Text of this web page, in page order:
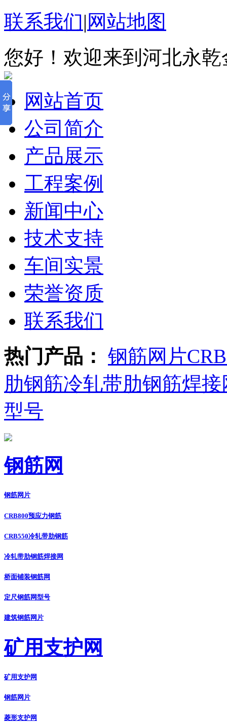
联系我们| 网站地图
您好！欢迎来到河北永
网站首页
公司简介
产品展示
工程案例
新闻中心
技术支持
车间实景
荣誉资质
联系我们
热门产品： 钢筋网片
肋钢筋冷轧带肋钢筋焊接
型号
钢筋网
钢筋网片
CRB800预应力钢筋
CRB550冷轧带肋钢筋
冷轧带肋钢筋焊接网
桥面铺装钢筋网
定尺钢筋网型号
建筑钢筋网片
矿用支护网
矿用支护网
钢筋网片
菱形支护网